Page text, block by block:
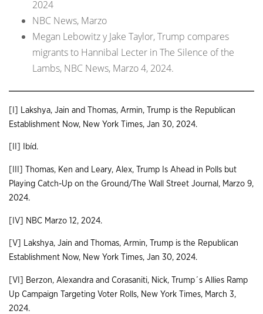
2024
NBC News, Marzo
Megan Lebowitz y Jake Taylor, Trump compares
migrants to Hannibal Lecter in The Silence of the
Lambs, NBC News, Marzo 4, 2024.
Lakshya, Jain and Thomas, Armin, Trump is the Republican
Establishment Now, New York Times, Jan 30, 2024.
Ibíd.
Thomas, Ken and Leary, Alex, Trump Is Ahead in Polls but
Playing Catch-Up on the Ground/The Wall Street Journal, Marzo 9,
2024.
[IV] NBC Marzo 12, 2024.
[V]
Lakshya, Jain and Thomas, Armin, Trump is the Republican
Establishment Now, New York Times, Jan 30, 2024.
[VI]
Berzon, Alexandra and Corasaniti, Nick, Trump´s Allies Ramp
Up Campaign Targeting Voter Rolls, New York Times, March 3,
2024.